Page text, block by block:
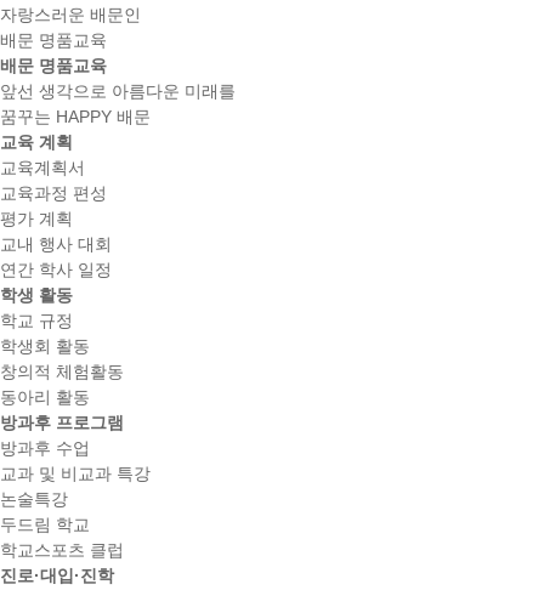
자랑스러운 배문인
배문 명품교육
배문 명품교육
앞선 생각으로 아름다운 미래를
꿈꾸는 HAPPY 배문
교육 계획
교육계획서
교육과정 편성
평가 계획
교내 행사 대회
연간 학사 일정
학생 활동
학교 규정
학생회 활동
창의적 체험활동
동아리 활동
방과후 프로그램
방과후 수업
교과 및 비교과 특강
논술특강
두드림 학교
학교스포츠 클럽
진로·대입·진학